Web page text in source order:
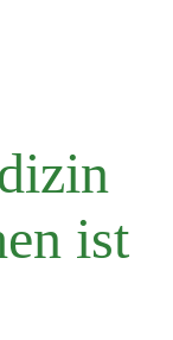
ist